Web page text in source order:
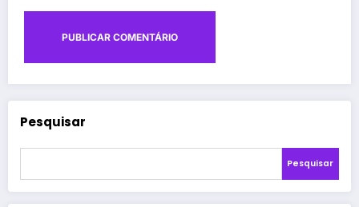
Pesquisar
Pesquisar